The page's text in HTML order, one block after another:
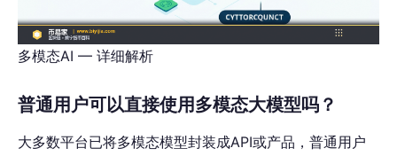
多模态AI — 详细解析
普通用户可以直接使用多模态大模型吗？
大多数平台已将多模态模型封装成API或产品，普通用户